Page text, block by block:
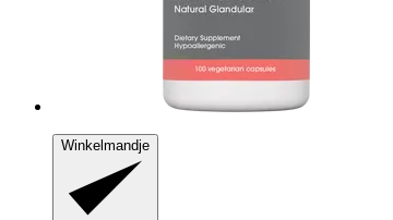
Winkelmandje